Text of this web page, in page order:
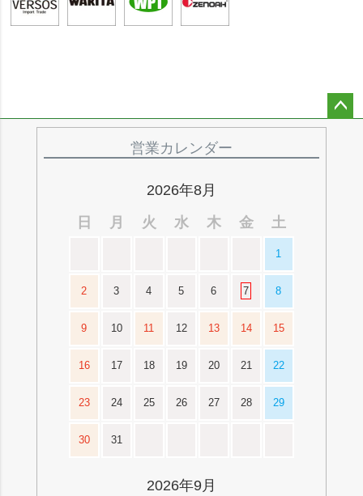
営業カレンダー
2026年8月
日
月 火 水 木 金 土
1
2 3 4 5 6 7 8
9 10 11 12 13 14 15
16 17 18 19 20 21 22
23 24 25 26 27 28 29
30 31
2026年9月